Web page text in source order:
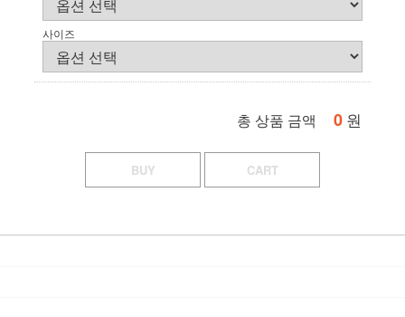
사이즈
총 상품 금액 0 원
BUY CART